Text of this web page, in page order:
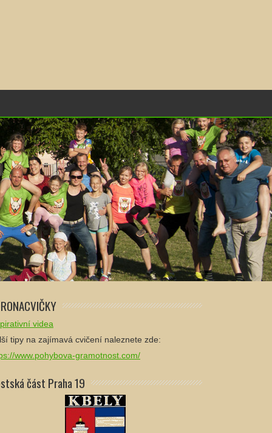
videa
tipy na zajímavá cvičení naleznete zde:
www.pohybova-gramotnost.com/
část Praha 19